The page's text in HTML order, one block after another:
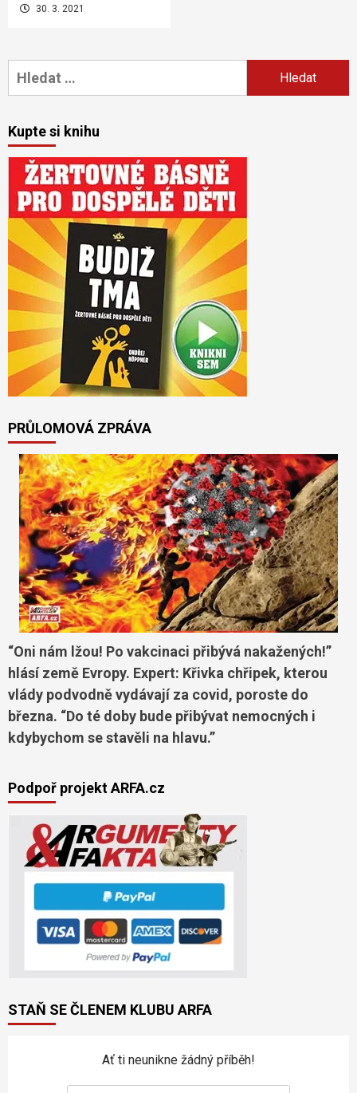
30. 3. 2021
Vyhledávání
Kupte si knihu
PRŮLOMOVÁ ZPRÁVA
“Oni nám lžou! Po vakcinaci přibývá nakažených!”
hlásí země Evropy. Expert: Křivka chřipek, kterou
vlády podvodně vydávají za covid, poroste do
března. “Do té doby bude přibývat nemocných i
kdybychom se stavěli na hlavu.”
Podpoř projekt ARFA.cz
STAŇ SE ČLENEM KLUBU ARFA
Ať ti neunikne žádný příběh!